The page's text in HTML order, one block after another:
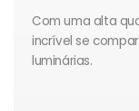
Com uma alta
incrível se
luminárias.